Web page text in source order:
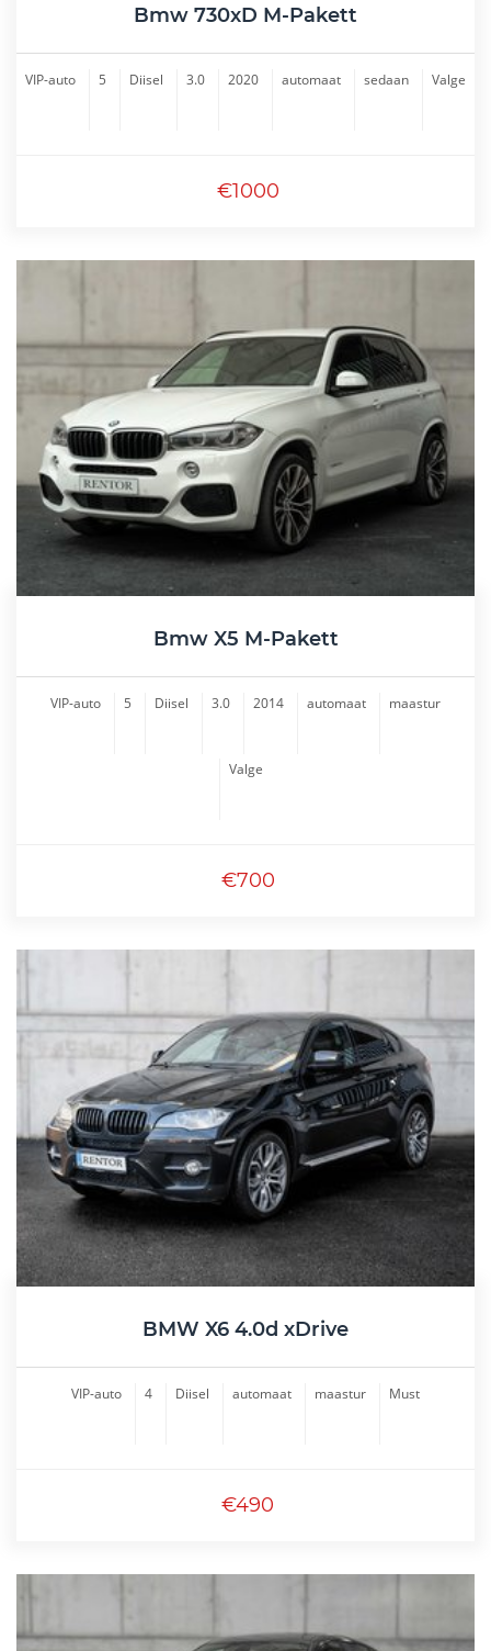
Bmw 730xD M-Pakett
VIP-auto 5 Diisel 3.0 2020 automaat sedaan Valge
€1000
Bmw X5 M-Pakett
VIP-auto 5 Diisel 3.0 2014 automaat maastur
Valge
€700
BMW X6 4.0d xDrive
VIP-auto 4 Diisel automaat maastur Must
€490